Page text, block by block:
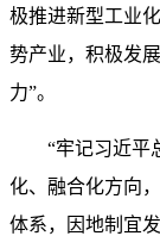
极推进新型工业
势产业，积极发
力”。
“牢记习近平
化、融合化方向
体系，因地制宜